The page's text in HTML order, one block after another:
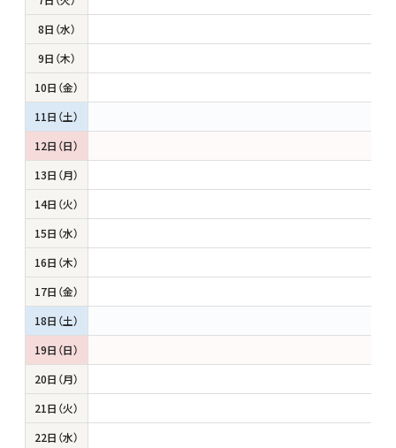
8日（水）
9日（木）
10日（金）
11日（土）
12日（日）
13日（月）
14日（火）
15日（水）
16日（木）
17日（金）
18日（土）
19日（日）
20日（月）
21日（火）
22日（水）